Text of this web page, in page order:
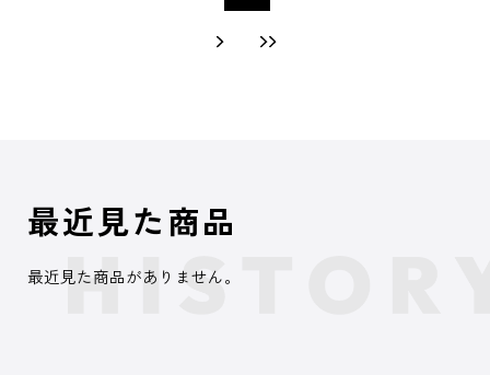
最近見た商品
最近見た商品がありません。